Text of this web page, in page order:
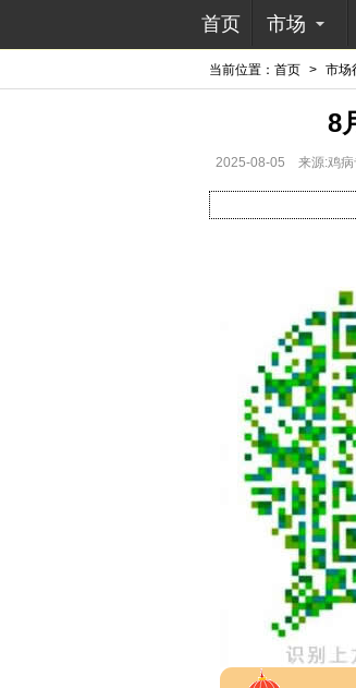
首页 市场
当前位置： 首页 > 市场
8
2025-08-05 来源:鸡